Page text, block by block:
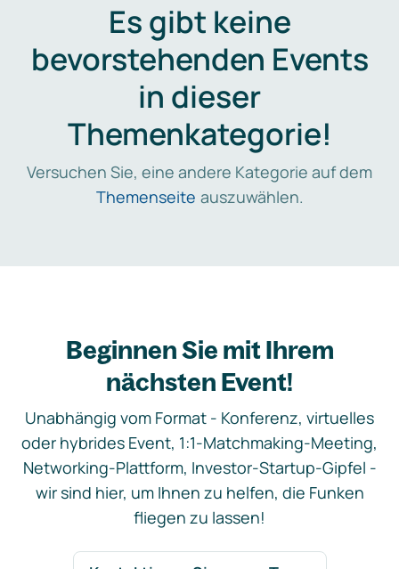
Es gibt keine
bevorstehenden Events
in dieser
Themenkategorie!
Versuchen Sie, eine andere Kategorie auf dem
Themenseite auszuwählen.
Beginnen Sie mit Ihrem
nächsten Event!
Unabhängig vom Format - Konferenz, virtuelles
oder hybrides Event, 1:1-Matchmaking-Meeting,
Networking-Plattform, Investor-Startup-Gipfel -
wir sind hier, um Ihnen zu helfen, die Funken
fliegen zu lassen!